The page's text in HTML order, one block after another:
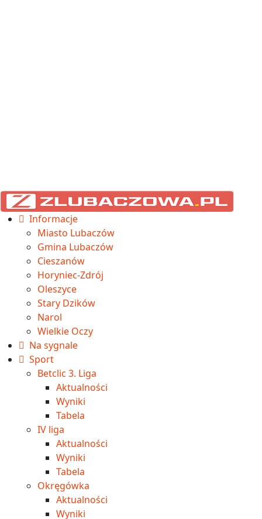
Informacje
Miasto Lubaczów
Gmina Lubaczów
Cieszanów
Horyniec-Zdrój
Oleszyce
Stary Dzików
Narol
Wielkie Oczy
Na sygnale
Sport
Betclic 3. Liga
Aktualności
Wyniki
Tabela
IV liga
Aktualności
Wyniki
Tabela
Okręgówka
Aktualności
Wyniki